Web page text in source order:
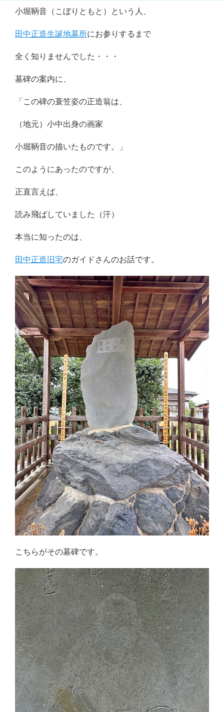
小堀鞆音（こぼりともと）という人、
田中正造生誕地墓所にお参りするまで
全く知りませんでした・・・
墓碑の案内に、
「この碑の蓑笠姿の正造翁は、
（地元）小中出身の画家
小堀鞆音の描いたものです。」
このようにあったのですが、
正直言えば、
読み飛ばしていました（汗）
本当に知ったのは、
田中正造旧宅のガイドさんのお話です。
こちらがその墓碑です。